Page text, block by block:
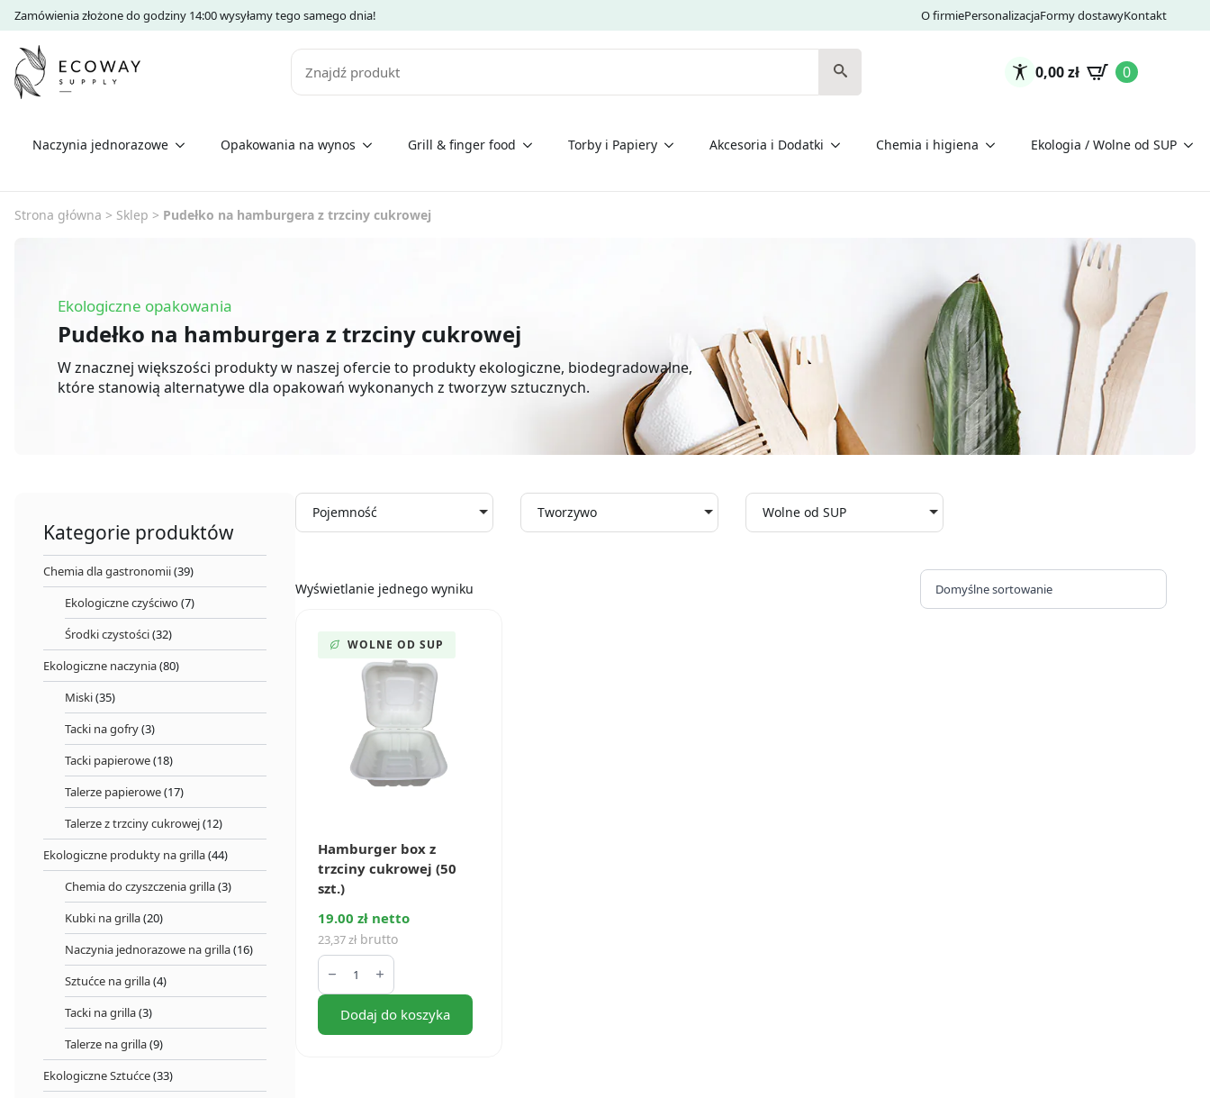
Zamówienia złożone do godziny 14:00 wysyłamy tego samego dnia! O firmiePersonalizacjaFormy dostawyKontakt
Szukaj
0,00zł 0
Naczynia jednorazowe Opakowania na wynos Grill & finger food Torby i Papiery Akcesoria i Dodatki Chemia i higiena Ekologia / Wolne od SUP
Strona główna > Sklep > Pudełko na hamburgera z trzciny cukrowej
Ekologiczne opakowania
Pudełko na hamburgera z trzciny cukrowej
W znacznej większości produkty w naszej ofercie to produkty ekologiczne, biodegradowalne,
które stanowią alternatywe dla opakowań wykonanych z tworzyw sztucznych.
Kategorie produktów
Chemia dla gastronomii(39)
Ekologiczne czyściwo(7)
Środki czystości(32)
Ekologiczne naczynia(80)
Miski(35)
Tacki na gofry(3)
Tacki papierowe(18)
Talerze papierowe(17)
Talerze z trzciny cukrowej(12)
Ekologiczne produkty na grilla(44)
Chemia do czyszczenia grilla(3)
Kubki na grilla(20)
Naczynia jednorazowe na grilla(16)
Sztućce na grilla(4)
Tacki na grilla(3)
Talerze na grilla(9)
Ekologiczne Sztućce(33)
Pojemność Tworzywo Wolne od SUP
Wyświetlanie jednego wyniku
WOLNE OD SUP
Hamburger box z
trzciny cukrowej (50
szt.)
19.00 zł netto
23,37 zł brutto
ilość
Hamburger
box
z
trzciny
cukrowej
Dodaj do koszyka